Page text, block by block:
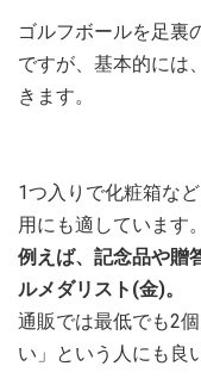
ゴルフボールを足裏
ですが、基本的には
きます。
1つ入りで化粧箱な
用にも適しています。
例えば、記念品や贈
ルメダリスト(金)。
通販では最低でも2
い」という人にも良